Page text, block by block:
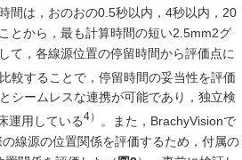
間は，おのおの0.5秒以内，4秒以内，20
とから，最も計算時間の短い2.5mm2グ
て，各線源位置の停留時間から評価点に
較することで，停留時間の妥当性を評価
シームレスな連携が可能であり，独立検
運用している4）
。また，BrachyVisionで
線源の位置関係を評価するため，付属の